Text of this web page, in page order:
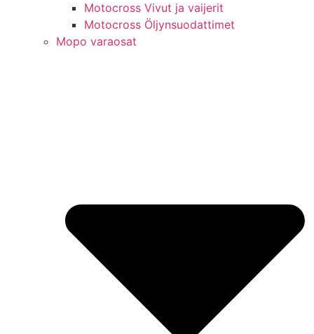
Motocross Vivut ja vaijerit
Motocross Öljynsuodattimet
Mopo varaosat